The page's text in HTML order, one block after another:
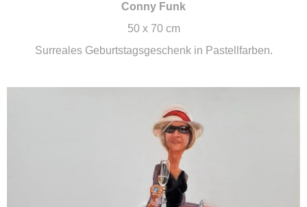
Conny Funk
50 x 70 cm
Surreales Geburtstagsgeschenk in Pastellfarben.